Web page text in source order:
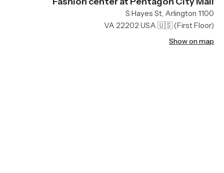
1100 S Hayes St, Arlington
VA 22202 USA 🇺🇸(First Floor)
Show on map